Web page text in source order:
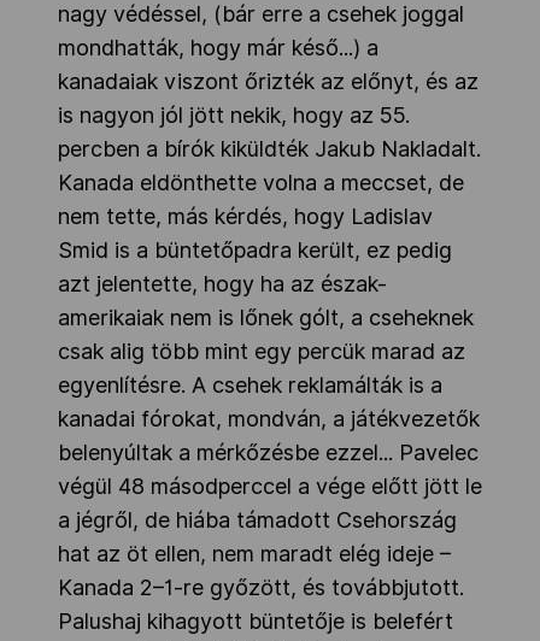
nagy védéssel, (bár erre a csehek joggal
mondhatták, hogy már késő...) a
kanadaiak viszont őrizték az előnyt, és az
is nagyon jól jött nekik, hogy az 55.
percben a bírók kiküldték Jakub Nakladalt.
Kanada eldönthette volna a meccset, de
nem tette, más kérdés, hogy Ladislav
Smid is a büntetőpadra került, ez pedig
azt jelentette, hogy ha az észak-
amerikaiak nem is lőnek gólt, a cseheknek
csak alig több mint egy percük marad az
egyenlítésre. A csehek reklamálták is a
kanadai fórokat, mondván, a játékvezetők
belenyúltak a mérkőzésbe ezzel... Pavelec
végül 48 másodperccel a vége előtt jött le
a jégről, de hiába támadott Csehország
hat az öt ellen, nem maradt elég ideje –
Kanada 2–1-re győzött, és továbbjutott.
Palushaj kihagyott büntetője is belefért